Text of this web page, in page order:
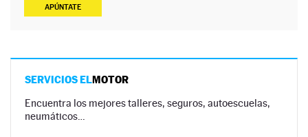
APÚNTATE
SERVICIOS ELMOTOR
Encuentra los mejores talleres, seguros, autoescuelas,
neumáticos…